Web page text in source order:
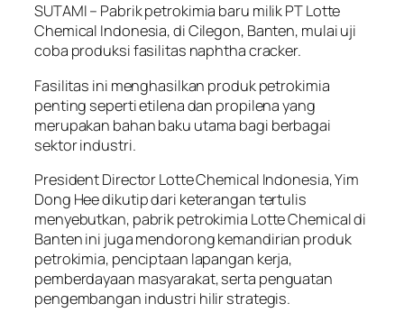
SUTAMI – Pabrik petrokimia baru milik PT Lotte
Chemical Indonesia, di Cilegon, Banten, mulai uji
coba produksi fasilitas naphtha cracker.
Fasilitas ini menghasilkan produk petrokimia
penting seperti etilena dan propilena yang
merupakan bahan baku utama bagi berbagai
sektor industri.
President Director Lotte Chemical Indonesia, Yim
Dong Hee dikutip dari keterangan tertulis
menyebutkan, pabrik petrokimia Lotte Chemical di
Banten ini juga mendorong kemandirian produk
petrokimia, penciptaan lapangan kerja,
pemberdayaan masyarakat, serta penguatan
pengembangan industri hilir strategis.